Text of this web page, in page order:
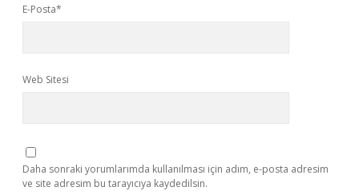
E-Posta*
Web Sitesi
Daha sonraki yorumlarımda kullanılması için adım, e-posta adresim
ve site adresim bu tarayıcıya kaydedilsin.